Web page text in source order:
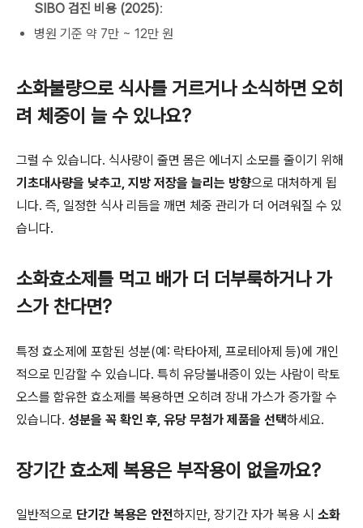
SIBO 검진 비용 (2025):
병원 기준 약 7만 ~ 12만 원
소화불량으로 식사를 거르거나 소식하면 오히
려 체중이 늘 수 있나요?
그럴 수 있습니다. 식사량이 줄면 몸은 에너지 소모를 줄이기 위해
기초대사량을 낮추고, 지방 저장을 늘리는 방향으로 대처하게 됩
니다. 즉, 일정한 식사 리듬을 깨면 체중 관리가 더 어려워질 수 있
습니다.
소화효소제를 먹고 배가 더 더부룩하거나 가
스가 찬다면?
특정 효소제에 포함된 성분(예: 락타아제, 프로테아제 등)에 개인
적으로 민감할 수 있습니다. 특히 유당불내증이 있는 사람이 락토
오스를 함유한 효소제를 복용하면 오히려 장내 가스가 증가할 수
있습니다. 성분을 꼭 확인 후, 유당 무첨가 제품을 선택하세요.
장기간 효소제 복용은 부작용이 없을까요?
일반적으로 단기간 복용은 안전하지만, 장기간 자가 복용 시 소화